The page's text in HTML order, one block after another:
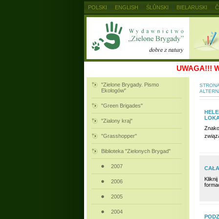
UWAGA!!!
"Zielone Brygady. Pismo
Ekologów"
"Green Brigades"
"Zialony kraj"
"Grasshopper"
Biblioteka "Zielonych Brygad"
2007
2006
2005
2004
POLSKI ENGLISH ŚLŮNSKI BIELARUSKI